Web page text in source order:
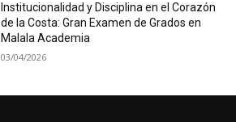
Institucionalidad y Disciplina en el Corazón
de la Costa: Gran Examen de Grados en
Malala Academia
03/04/2026